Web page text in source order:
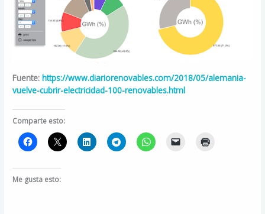
Fuente:https://www.diariorenovables.com/2018/05/alemania-
vuelve-cubrir-electricidad-100-renovables.html
Comparte esto:
Me gusta esto: